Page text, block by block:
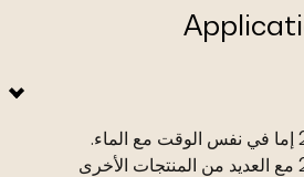
يتم إضافة بيتوفلويد جين 2 إما في نفس الوقت مع الماء.
يمكن دمج بيتوفلويد جين 2 مع العديد من المنتجات الأخرى